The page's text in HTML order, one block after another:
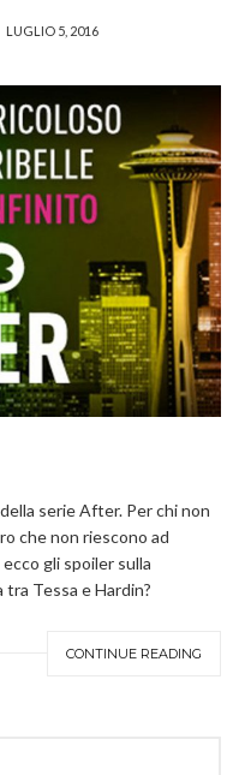
LUGLIO 5, 2016
serie After. Per chi non
che non riescono ad
gli spoiler sulla
tra Tessa e Hardin?
CONTINUE READING